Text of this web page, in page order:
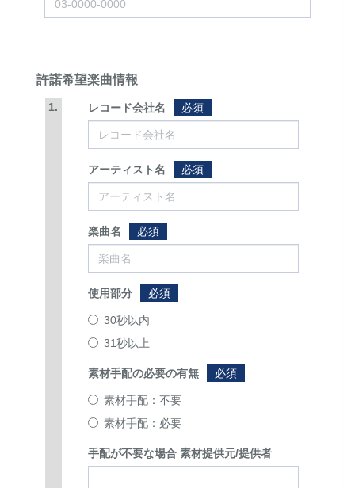
許諾希望楽曲情報
1. レコード会社名 必須
アーティスト名 必須
楽曲名 必須
使用部分 必須
30秒以内
31秒以上
素材手配の必要の有無 必須
素材手配：不要
素材手配：必要
手配が不要な場合 素材提供元/提供者